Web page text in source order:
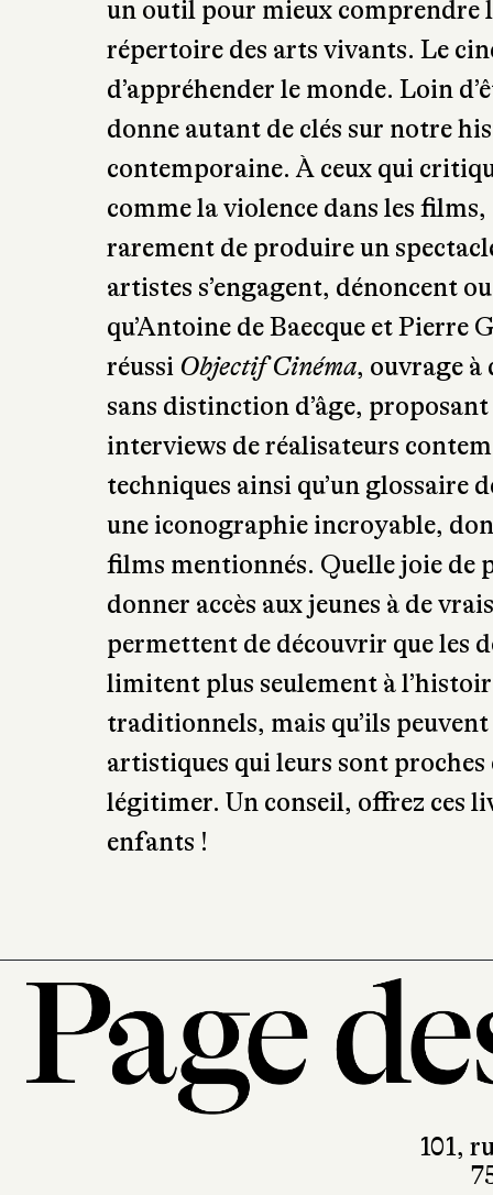
un outil pour mieux comprendre
répertoire des arts vivants. Le
d’appréhender le monde. Loin
donne autant de clés sur notre
contemporaine. À ceux qui
comme la violence dans les
rarement de produire un
artistes s’engagent, dénoncent
qu’Antoine de Baecque et Pierre
réussi Objectif Cinéma, ouvrage à
sans distinction d’âge,
interviews de réalisateurs
techniques ainsi qu’un glossaire
une iconographie incroyable,
films mentionnés. Quelle joie de
donner accès aux jeunes à de
permettent de découvrir que les
limitent plus seulement à
traditionnels, mais qu’ils
artistiques qui leurs sont proches
légitimer. Un conseil, offrez ces
enfants !
101,